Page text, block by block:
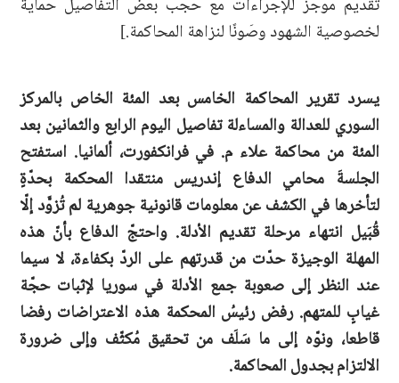
تقديم موجز للإجراءات مع حجب بعض التفاصيل حمايةً
لخصوصية الشهود وصَونًا لنزاهة المحاكمة.]
يسرد تقرير المحاكمة الخامس بعد المئة الخاص بالمركز
السوري للعدالة والمساءلة تفاصيل اليوم الرابع والثمانين بعد
المئة من محاكمة علاء م. في فرانكفورت، ألمانيا. استفتح
الجلسةَ محامي الدفاع إندريس منتقدا المحكمة بحدّةٍ
لتأخرها في الكشف عن معلومات قانونية جوهرية لم تُزوَّد إلّا
قُبَيل انتهاء مرحلة تقديم الأدلة. واحتجّ الدفاع بأنّ هذه
المهلة الوجيزة حدّت من قدرتهم على الردّ بكفاءة، لا سيما
عند النظر إلى صعوبة جمع الأدلة في سوريا لإثبات حجّة
غيابٍ للمتهم. رفض رئيسُ المحكمة هذه الاعتراضات رفضا
قاطعا، ونوّه إلى ما سَلَف من تحقيق مُكثّف وإلى ضرورة
الالتزام بجدول المحاكمة.